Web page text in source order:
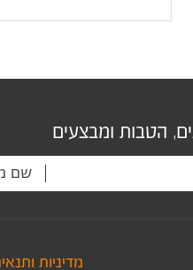
הטבות ומבצעים
מדיניות